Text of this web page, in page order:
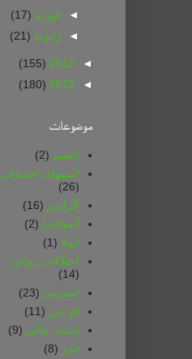
◄ فوریهٔ (17)
◄ ژانویهٔ (21)
◄
2013
(155)
◄
2012
(180)
موضوعات
آتیسم (2)
آسیبهای اجتماعی
(26)
آلزایمر (16)
آنفولانزا
(2)
ابولا (1)
اختلالات روانی
(14)
استرس (23)
ام اس (11)
امنیت مالی (9)
ایدز (8)